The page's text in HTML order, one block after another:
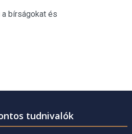
bírságokat és
tudnivalók